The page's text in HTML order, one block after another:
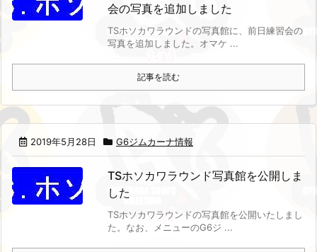
会の写真を追加しました
TSホソカワラウンドの写真館に、前日練習会の
写真を追加しました。 オマケ ...
記事を読む
2019年5月28日 G6ジムカーナ情報
TSホソカワラウンド写真館を公開しま
した
TSホソカワラウンドの写真館を公開いたしまし
た。 なお、メニューのG6ジ ...